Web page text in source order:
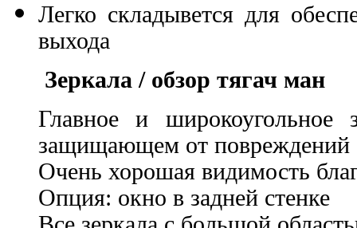
Легко складывется для
выхода
Зеркала / обзор тягач ман
Главное и широкоугольное
защищающем от повреждений
Очень хорошая видимость
Опция: окно в задней стенке